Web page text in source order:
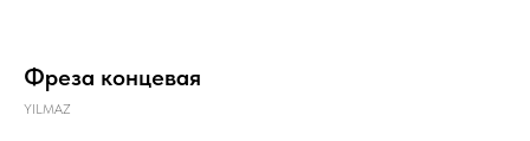
Фреза концевая
YILMAZ